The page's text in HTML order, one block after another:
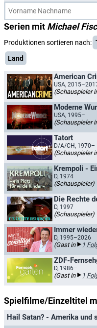
Serien mit Michael
Produktionen sortieren nach:
Land
American
USA,
(Schauspieler
Moderne
USA, 1995–
(Schauspieler
Tatort
D/A/CH, 1970–
(Schauspieler
Krempoli -
D, 1974
(Schauspieler)
Die Rechte
D, 1997
(Schauspieler)
Immer
D, 1995–2026
(Gast in 1
D, 1986–
(Gast in 1
Spielfilme/Einzeltitel
Hail Satan? - Amerika und